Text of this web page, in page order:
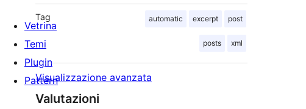
Tag automatic excerpt post
posts xml
Visualizzazione avanzata
Valutazioni
Vetrina
Temi
Plugin
Pattern